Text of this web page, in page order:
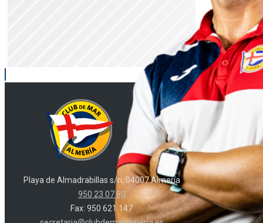
Playa de Almadrabillas s/n, 04007 Almería
950 23 07 80
Fax: 950 621 147